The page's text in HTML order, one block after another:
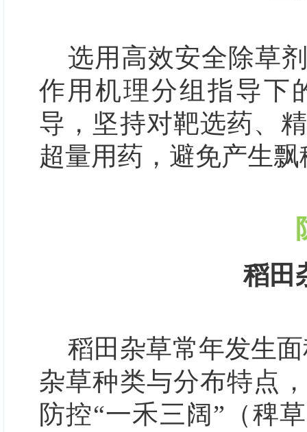
选用高效安全除草
作用机理分组指导下
导，坚持对靶选药、
超量用药，避免产生
稻田
稻田杂草常年发生
杂草种类与分布特点
防控“一禾三阔”（稗